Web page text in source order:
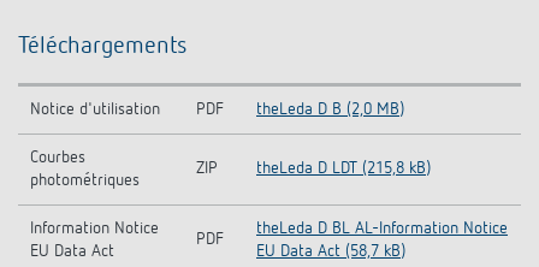
Téléchargements
Notice d'utilisation PDF theLeda D B (2,0 MB)
Courbes
photométriques
ZIP theLeda D LDT (215,8 kB)
Information Notice
EU Data Act
PDF
theLeda D BL AL-Information Notice
EU Data Act (58,7 kB)